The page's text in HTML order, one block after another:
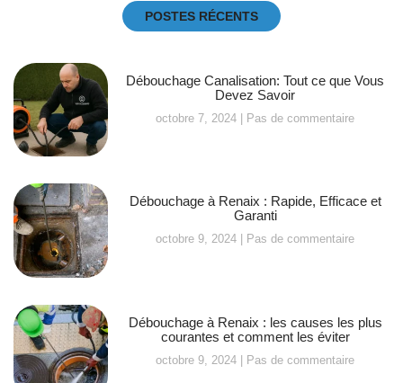
POSTES RÉCENTS
Débouchage Canalisation: Tout ce que Vous
Devez Savoir
octobre 7, 2024 Pas de commentaire
Débouchage à Renaix : Rapide, Efficace et
Garanti
octobre 9, 2024 Pas de commentaire
Débouchage à Renaix : les causes les plus
courantes et comment les éviter
octobre 9, 2024 Pas de commentaire